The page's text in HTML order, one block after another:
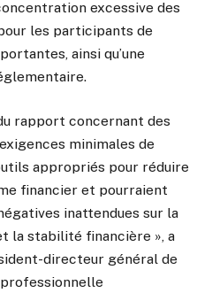
excessive des
les participants de
ainsi qu’une
rapport concernant des
minimales de
appropriés pour réduire
financier et pourraient
inattendues sur la
la stabilité financière », a
directeur général de
professionnelle